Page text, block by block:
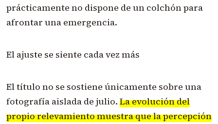
prácticamente no dispone de un colchón para
afrontar una emergencia.
El ajuste se siente cada vez más
El título no se sostiene únicamente sobre una
fotografía aislada de julio. La evolución del
propio relevamiento muestra que la percepción